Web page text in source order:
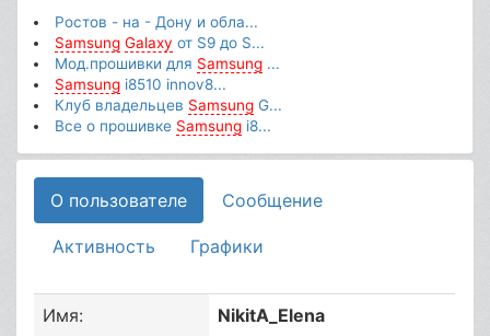
Ростов - на - Дону и обла...
Samsung Galaxy от S9 до S...
Мод.прошивки для Samsung ...
Samsung i8510 innov8...
Клуб владельцев Samsung G...
Все о прошивке Samsung i8...
О пользователе Сообщение
Активность Графики
Имя:
NikitA_Elena